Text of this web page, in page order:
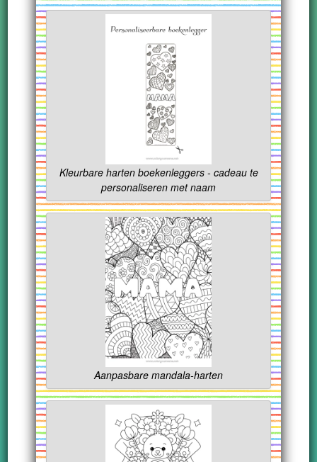
Kleurbare harten boekenleggers - cadeau te
personaliseren met naam
Aanpasbare mandala-harten